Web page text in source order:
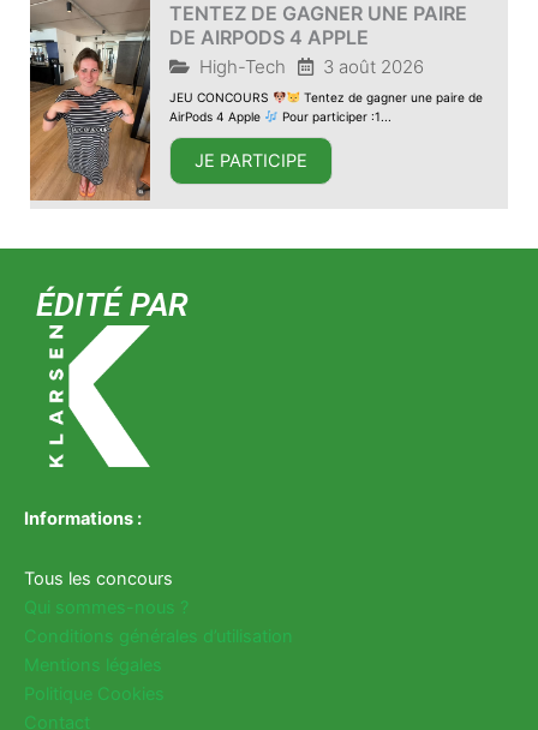
TENTEZ DE GAGNER UNE PAIRE
DE AIRPODS 4 APPLE
High-Tech 3 août 2026
JEU CONCOURS
Tentez de gagner une paire de
AirPods 4 Apple
Pour participer :1...
JE PARTICIPE
ÉDITÉ PAR
Informations :
Tous les concours
Qui sommes-nous ?
Conditions générales d’utilisation
Mentions légales
Politique Cookies
Contact